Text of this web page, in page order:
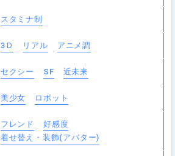
スタミナ制
3Ｄ リアル アニメ調
セクシー SF 近未来
美少女 ロボット
フレンド
好感度
着せ替え・装飾(アバター)